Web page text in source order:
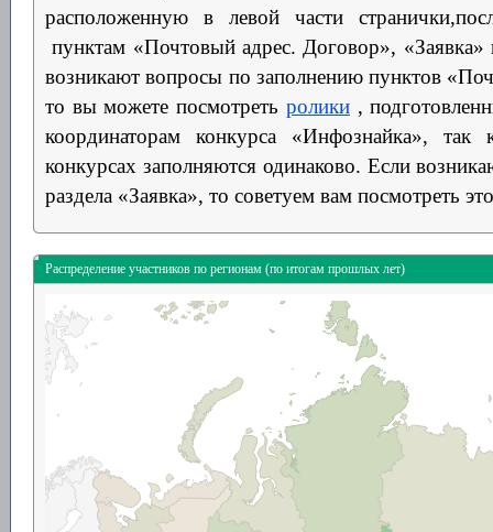
расположенную в левой части странички,
пунктам «Почтовый адрес. Договор», «Заявка»
возникают вопросы по заполнению пунктов
то вы можете посмотреть ролики,
координаторам конкурса «Инфознайка»,
конкурсах заполняются одинаково. Если
раздела «Заявка», то советуем вам посмотреть
Распределение участников по регионам (по итогам прошлых лет)